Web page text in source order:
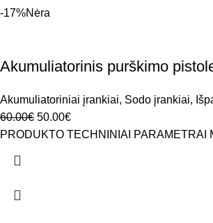
-17%Nėra
Akumuliatorinis purškimo
Akumuliatoriniai įrankiai, Sodo įrankiai,
60.00€ 50.00€
PRODUKTO TECHNINIAI PARAMETRAI